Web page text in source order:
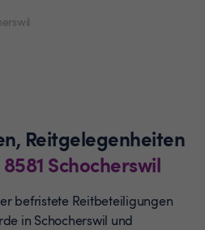
Reitgelegenheiten
8581 Schocherswil
befristete Reitbeteiligungen
in Schocherswil und